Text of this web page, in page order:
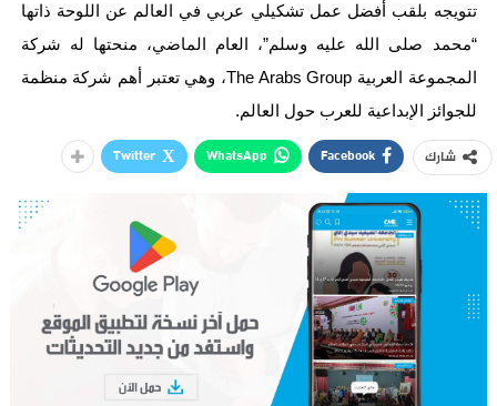
تتويجه بلقب أفضل عمل تشكيلي عربي في العالم عن اللوحة ذاتها
“محمد صلى الله عليه وسلم”، العام الماضي، منحتها له شركة
المجموعة العربية The Arabs Group، وهي تعتبر أهم شركة منظمة
للجوائز الإبداعية للعرب حول العالم.
شارك Facebook
WhatsApp
Twitter